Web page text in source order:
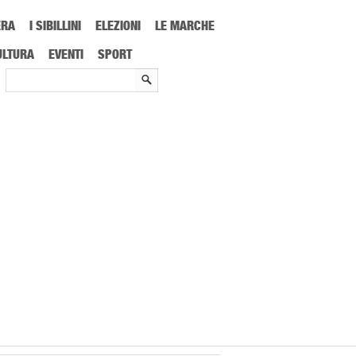
I SIBILLINI ELEZIONI
LE MARCHE
EVENTI SPORT